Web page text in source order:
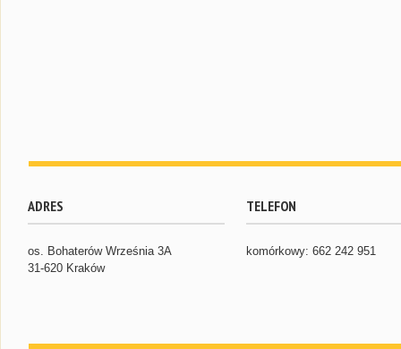
ADRES
os. Bohaterów Września 3A
31-620 Kraków
TELEFON
komórkowy: 662 242 951